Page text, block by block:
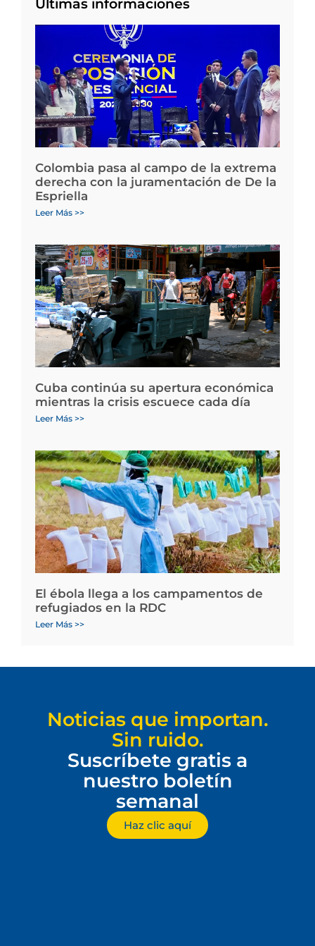
Últimas informaciones
Colombia pasa al campo de la extrema
derecha con la juramentación de De la
Espriella
Leer Más >>
Cuba continúa su apertura económica
mientras la crisis escuece cada día
Leer Más >>
El ébola llega a los campamentos de
refugiados en la RDC
Leer Más >>
Noticias que importan.
Sin ruido.
Suscríbete gratis a
nuestro boletín
semanal
Haz clic aquí